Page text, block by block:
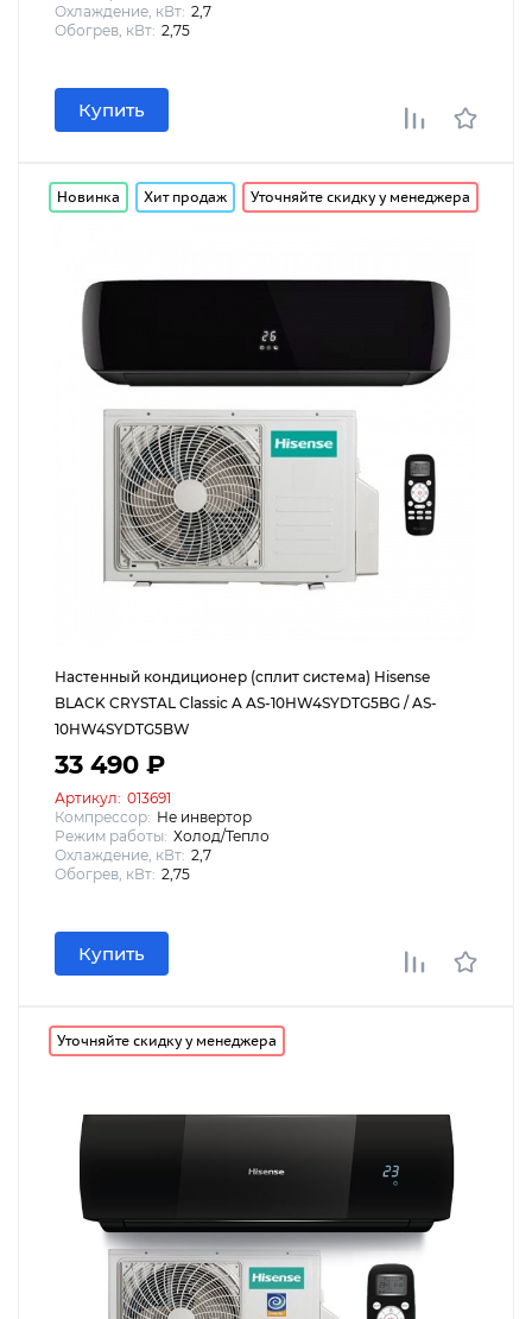
Охлаждение, кВт: 2,7
Обогрев, кВт: 2,75
Купить
Новинка Хит продаж Уточняйте скидку у менеджера
Настенный кондиционер (сплит система) Hisense
BLACK CRYSTAL Classic A AS-10HW4SYDTG5BG / AS-
10HW4SYDTG5BW
33 490 ₽
Артикул: 013691
Компрессор: Не инвертор
Режим работы: Холод/Тепло
Охлаждение, кВт: 2,7
Обогрев, кВт: 2,75
Купить
Уточняйте скидку у менеджера